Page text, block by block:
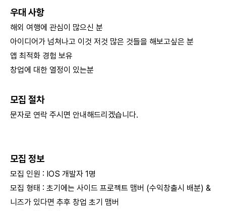
우대 사항
해외 여행에 관심이 많으신 분
아이디어가 넘쳐나고 이것 저것 많은 것들을 해보고싶은 분
앱 최적화 경험 보유
창업에 대한 열정이 있는분
모집 절차
문자로 연락 주시면 안내해드리겠습니다.
모집 정보
모집 인원 : IOS 개발자 1명
모집 형태 : 초기에는 사이드 프로젝트 맴버 (수익창출시 배분) &
니즈가 있다면 추후 창업 초기 맴버